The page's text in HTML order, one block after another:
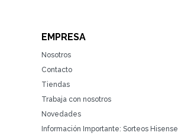
EMPRESA
Nosotros
Contacto
Tiendas
Trabaja con nosotros
Novedades
Información Importante: Sorteos Hisense